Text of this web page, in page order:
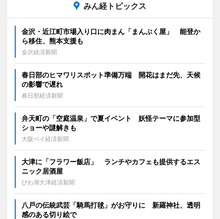
みん経トピックス
金沢・近江町市場入り口に肉まん「まんぷく屋」 能登か
ら移住、熊本支援も
金沢経済新聞
春日部のヒマワリスポット準備万端 開花はまだ先、天候
の影響で遅れ
春日部経済新聞
弁天町の「空庭温泉」で夏イベント 妖怪テーマに参加型
ショーや謎解きも
大阪ベイ経済新聞
大津に「フラワー飯店」 ランチやカフェも提供するエス
ニック居酒屋
びわ湖大津経済新聞
八戸の伝統武芸「騎馬打毬」がお守りに 新羅神社、透明
感のある切り絵で